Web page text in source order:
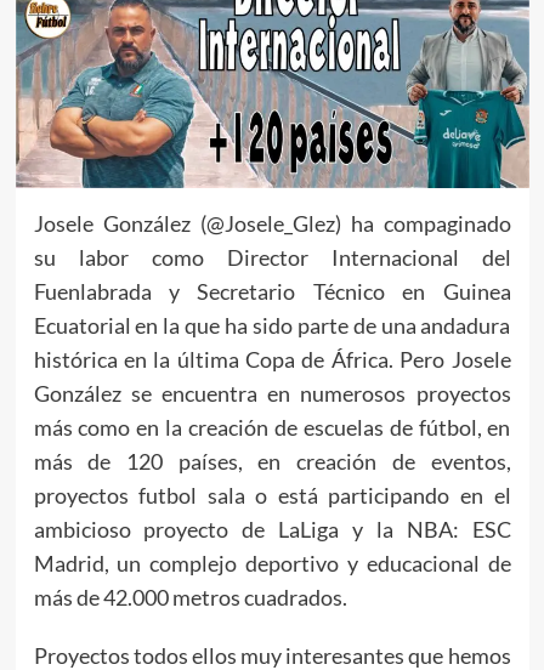
Josele González (@Josele_Glez) ha compaginado
su labor como Director Internacional del
Fuenlabrada y Secretario Técnico en Guinea
Ecuatorial en la que ha sido parte de una andadura
histórica en la última Copa de África. Pero Josele
González se encuentra en numerosos proyectos
más como en la creación de escuelas de fútbol, en
más de 120 países, en creación de eventos,
proyectos futbol sala o está participando en el
ambicioso proyecto de LaLiga y la NBA: ESC
Madrid, un complejo deportivo y educacional de
más de 42.000 metros cuadrados.
Proyectos todos ellos muy interesantes que hemos